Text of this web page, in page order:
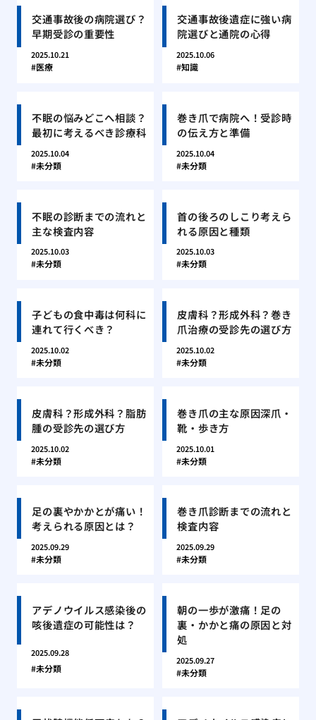
交通事故後の病院選び？
早期受診の重要性
2025.10.21
医療
交通事故後遺症に強い病
院選びと通院の心得
2025.10.06
知識
不眠の悩みどこへ相談？
最初に考えるべき診療科
2025.10.04
未分類
巻き爪で病院へ！受診時
の伝え方と準備
2025.10.04
未分類
不眠の診断までの流れと
主な検査内容
2025.10.03
未分類
首の後ろのしこり考えら
れる原因と種類
2025.10.03
未分類
子どもの食中毒は何科に
連れて行くべき？
2025.10.02
未分類
皮膚科？形成外科？巻き
爪治療の受診先の選び方
2025.10.02
未分類
皮膚科？形成外科？脂肪
腫の受診先の選び方
2025.10.02
未分類
巻き爪の主な原因深爪・
靴・歩き方
2025.10.01
未分類
足の裏やかかとが痛い！
考えられる原因とは？
2025.09.29
未分類
巻き爪診断までの流れと
検査内容
2025.09.29
未分類
アデノウイルス感染後の
咳後遺症の可能性は？
2025.09.28
未分類
朝の一歩が激痛！足の
裏・かかと痛の原因と対
処
2025.09.27
未分類